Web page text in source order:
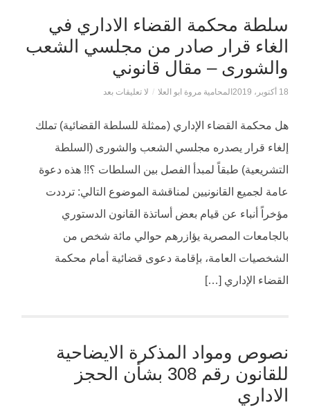
سلطة محكمة القضاء الاداري في
الغاء قرار صادر من مجلسي الشعب
والشورى – مقال قانوني
18 أكتوبر، 2019 المحامية مروة ابو العلا / لا تعليقات بعد
هل محكمة القضاء الإداري (ممثلة للسلطة القضائية) تملك
إلغاء قرار يصدره مجلسي الشعب والشورى (السلطة
التشريعية) طبقاً لمبدأ الفصل بين السلطات ؟!! هذه دعوة
عامة لجميع القانونيين لمناقشة الموضوع التالي: ترددت
مؤخراً أنباء عن قيام بعض أساتذة القانون الدستوري
بالجامعات المصرية يؤازرهم حوالي مائة شخص من
الشخصيات العامة، بإقامة دعوى قضائية أمام محكمة
القضاء الإداري […]
نصوص ومواد المذكرة الايضاحية
للقانون رقم 308 بشأن الحجز
الاداري